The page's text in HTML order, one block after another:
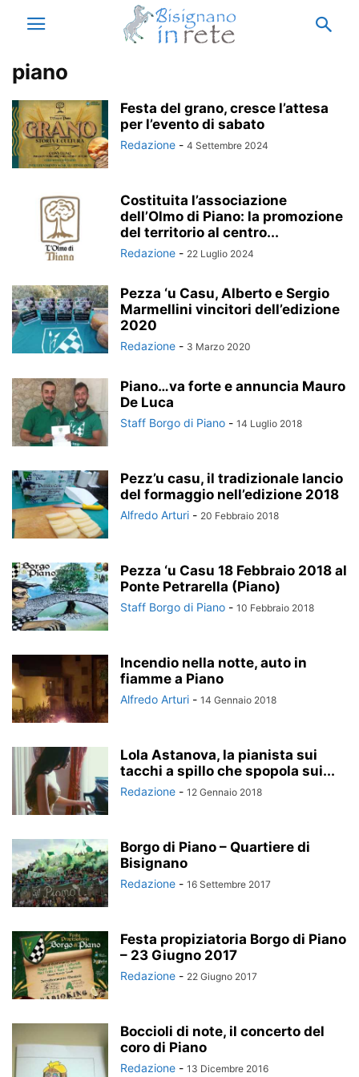
piano
Festa del grano, cresce l’attesa
per l’evento di sabato
Redazione - 4 Settembre 2024
Costituita l’associazione
dell’Olmo di Piano: la promozione
del territorio al centro...
Redazione - 22 Luglio 2024
Pezza ‘u Casu, Alberto e Sergio
Marmellini vincitori dell’edizione
2020
Redazione - 3 Marzo 2020
Piano…va forte e annuncia Mauro
De Luca
Staff Borgo di Piano - 14 Luglio 2018
Pezz’u casu, il tradizionale lancio
del formaggio nell’edizione 2018
Alfredo Arturi - 20 Febbraio 2018
Pezza ‘u Casu 18 Febbraio 2018 al
Ponte Petrarella (Piano)
Staff Borgo di Piano - 10 Febbraio 2018
Incendio nella notte, auto in
fiamme a Piano
Alfredo Arturi - 14 Gennaio 2018
Lola Astanova, la pianista sui
tacchi a spillo che spopola sui...
Redazione - 12 Gennaio 2018
Borgo di Piano – Quartiere di
Bisignano
Redazione - 16 Settembre 2017
Festa propiziatoria Borgo di Piano
– 23 Giugno 2017
Redazione - 22 Giugno 2017
Boccioli di note, il concerto del
coro di Piano
Redazione - 13 Dicembre 2016